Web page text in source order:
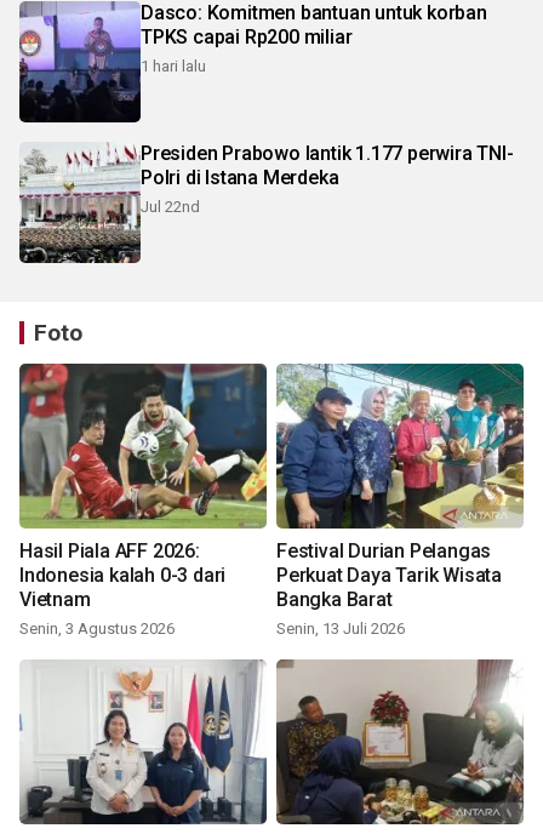
Dasco: Komitmen bantuan untuk korban
TPKS capai Rp200 miliar
1 hari lalu
Presiden Prabowo lantik 1.177 perwira TNI-
Polri di Istana Merdeka
Jul 22nd
Foto
Hasil Piala AFF 2026:
Indonesia kalah 0-3 dari
Vietnam
Senin, 3 Agustus 2026
Festival Durian Pelangas
Perkuat Daya Tarik Wisata
Bangka Barat
Senin, 13 Juli 2026